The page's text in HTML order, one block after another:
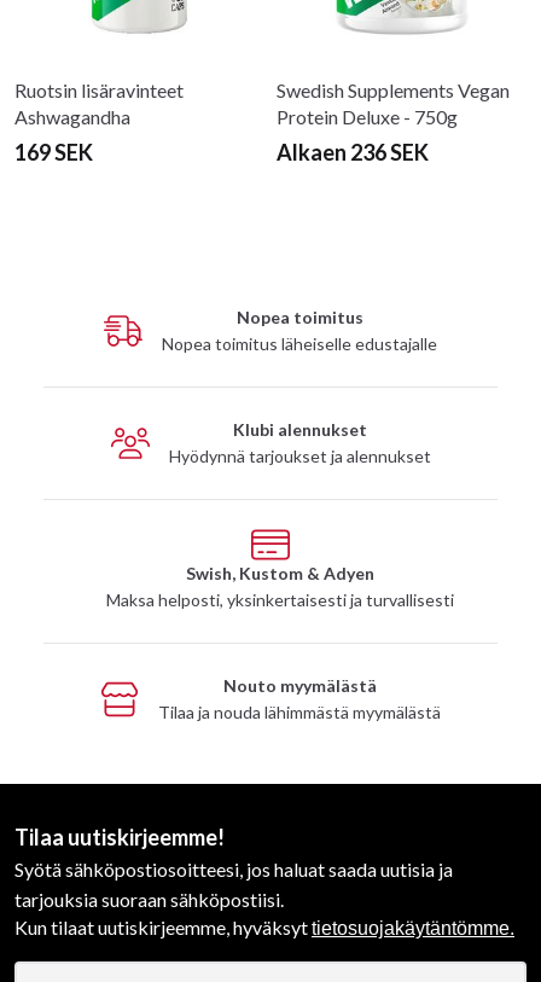
Ruotsin lisäravinteet
Ashwagandha
169 SEK
Swedish Supplements Vegan
Protein Deluxe - 750g
Alkaen 236 SEK
Nopea toimitus
Nopea toimitus läheiselle edustajalle
Klubi alennukset
Hyödynnä tarjoukset ja alennukset
Swish, Kustom & Adyen
Maksa helposti, yksinkertaisesti ja turvallisesti
Nouto myymälästä
Tilaa ja nouda lähimmästä myymälästä
Tilaa uutiskirjeemme!
Syötä sähköpostiosoitteesi, jos haluat saada uutisia ja
tarjouksia suoraan sähköpostiisi.
Kun tilaat uutiskirjeemme, hyväksyttietosuojakäytäntömme.